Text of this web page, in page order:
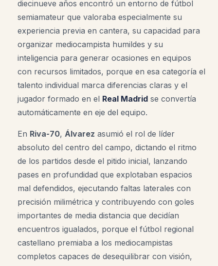
diecinueve años encontró un entorno de fútbol
semiamateur que valoraba especialmente su
experiencia previa en cantera, su capacidad para
organizar mediocampista humildes y su
inteligencia para generar ocasiones en equipos
con recursos limitados, porque en esa categoría el
talento individual marca diferencias claras y el
jugador formado en el Real Madrid se convertía
automáticamente en eje del equipo.
En Riva-70, Álvarez asumió el rol de líder
absoluto del centro del campo, dictando el ritmo
de los partidos desde el pitido inicial, lanzando
pases en profundidad que explotaban espacios
mal defendidos, ejecutando faltas laterales con
precisión milimétrica y contribuyendo con goles
importantes de media distancia que decidían
encuentros igualados, porque el fútbol regional
castellano premiaba a los mediocampistas
completos capaces de desequilibrar con visión,